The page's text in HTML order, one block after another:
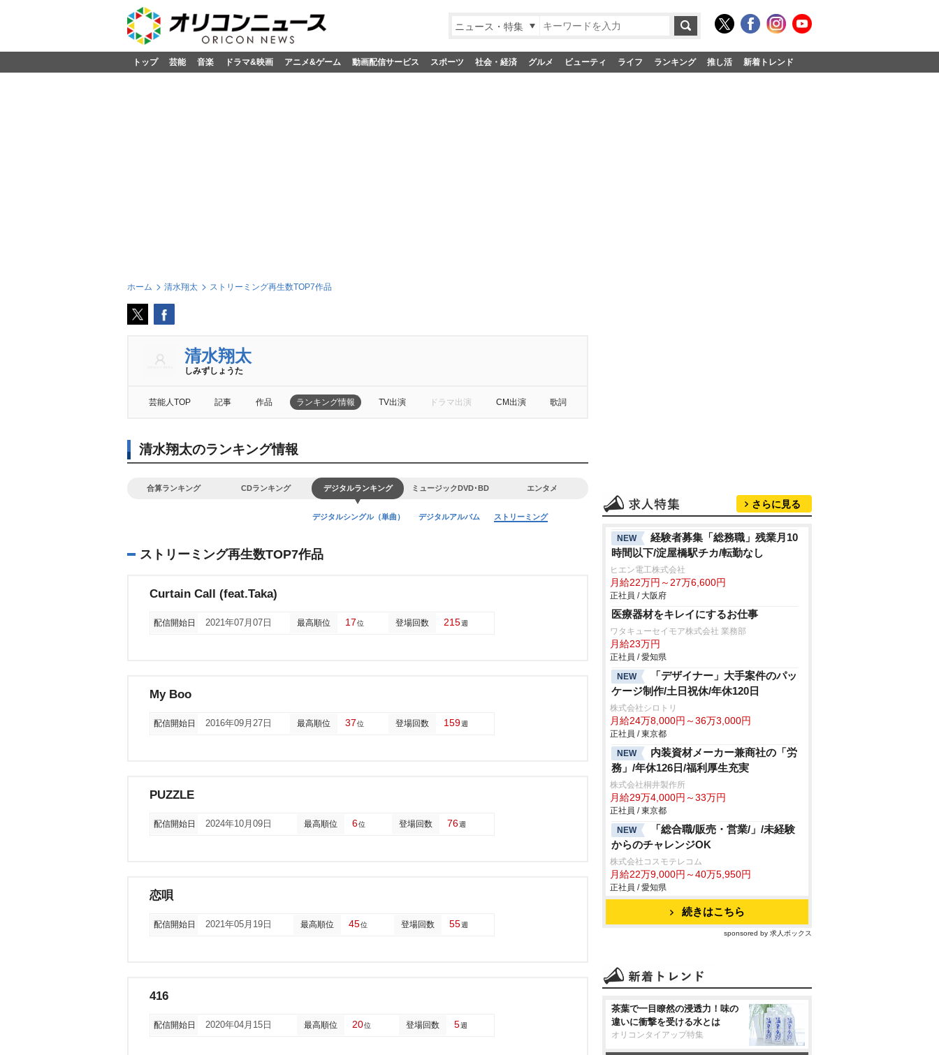
ニュース・特集
トップ 芸能 音楽 ドラマ&映画 アニメ&ゲーム 動画配信サービス スポーツ 社会・経済 グルメ ビューティ ライフ ランキング 推し活 新着トレンド
ホーム 清水翔太 ストリーミング再生数TOP7作品
清水翔太
しみずしょうた
芸能人TOP 記事 作品 ランキング情報 TV出演 ドラマ出演 CM出演 歌詞
清水翔太のランキング情報
合算ランキング CDランキング デジタルランキング ミュージックDVD･BD エンタメ
デジタルシングル（単曲） デジタルアルバム ストリーミング
ストリーミング再生数TOP7作品
Curtain Call (feat.Taka)
配信開始日 2021年07月07日 最高順位 17位 登場回数 215週
My Boo
配信開始日 2016年09月27日 最高順位 37位 登場回数 159週
PUZZLE
配信開始日 2024年10月09日 最高順位 6位 登場回数 76週
恋唄
配信開始日 2021年05月19日 最高順位 45位 登場回数 55週
416
配信開始日 2020年04月15日 最高順位 20位 登場回数 5週
さらに見る
NEW
経験者募集「総務職」残業月10
時間以下/淀屋橋駅チカ/転勤なし
ヒエン電工株式会社
月給22万円～27万6,600円
正社員 / 大阪府
医療器材をキレイにするお仕事
ワタキューセイモア株式会社 業務部
月給23万円
正社員 / 愛知県
NEW
「デザイナー」大手案件のパッ
ケージ制作/土日祝休/年休120日
株式会社シロトリ
月給24万8,000円～36万3,000円
正社員 / 東京都
NEW
内装資材メーカー兼商社の「労
務」/年休126日/福利厚生充実
株式会社桐井製作所
月給29万4,000円～33万円
正社員 / 東京都
NEW
「総合職/販売・営業/」/未経験
からのチャレンジOK
株式会社コスモテレコム
月給22万9,000円～40万5,950円
正社員 / 愛知県
続きはこちら
sponsored by 求人ボックス
茶葉で一目瞭然の浸透力！味の
違いに衝撃を受ける水とは
オリコンタイアップ特集